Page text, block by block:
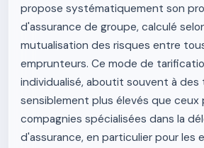
propose systématiquement son
d'assurance de groupe, calculé
mutualisation des risques entre
emprunteurs. Ce mode de
individualisé, aboutit souvent à des
sensiblement plus élevés que ceux
compagnies spécialisées dans la
d'assurance, en particulier pour les